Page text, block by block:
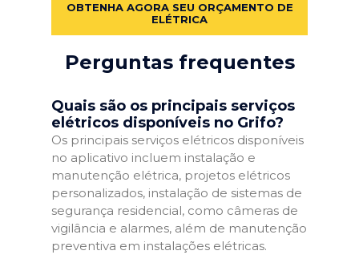
OBTENHA AGORA SEU ORÇAMENTO DE
ELÉTRICA
Perguntas frequentes
Quais são os principais serviços
elétricos disponíveis no Grifo?
Os principais serviços elétricos disponíveis
no aplicativo incluem instalação e
manutenção elétrica, projetos elétricos
personalizados, instalação de sistemas de
segurança residencial, como câmeras de
vigilância e alarmes, além de manutenção
preventiva em instalações elétricas.